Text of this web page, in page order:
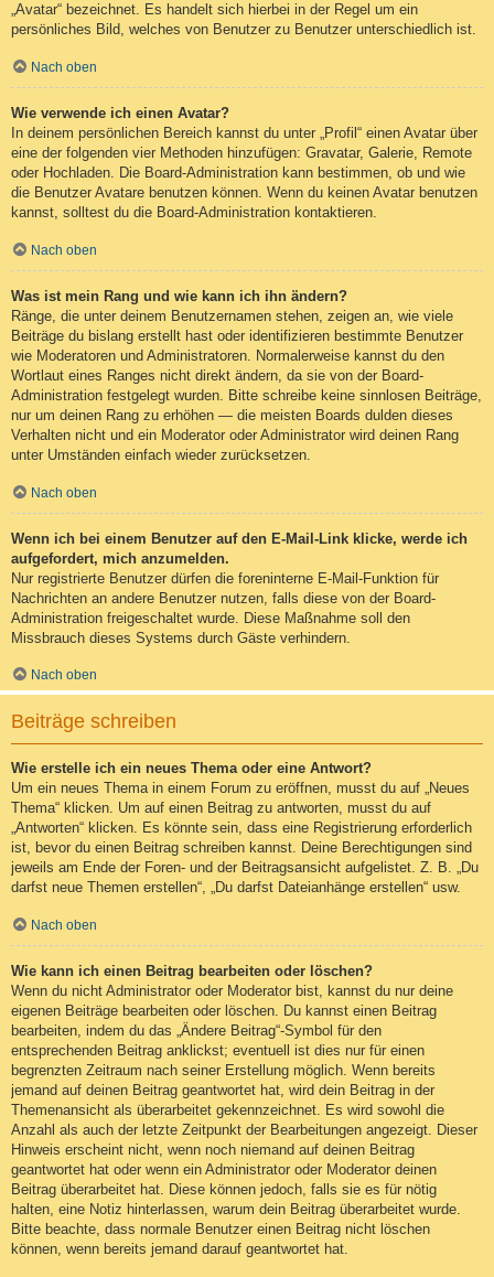
„Avatar“ bezeichnet. Es handelt sich hierbei in der Regel um ein
persönliches Bild, welches von Benutzer zu Benutzer unterschiedlich ist.
Nach oben
Wie verwende ich einen Avatar?
In deinem persönlichen Bereich kannst du unter „Profil“ einen Avatar über
eine der folgenden vier Methoden hinzufügen: Gravatar, Galerie, Remote
oder Hochladen. Die Board-Administration kann bestimmen, ob und wie
die Benutzer Avatare benutzen können. Wenn du keinen Avatar benutzen
kannst, solltest du die Board-Administration kontaktieren.
Nach oben
Was ist mein Rang und wie kann ich ihn ändern?
Ränge, die unter deinem Benutzernamen stehen, zeigen an, wie viele
Beiträge du bislang erstellt hast oder identifizieren bestimmte Benutzer
wie Moderatoren und Administratoren. Normalerweise kannst du den
Wortlaut eines Ranges nicht direkt ändern, da sie von der Board-
Administration festgelegt wurden. Bitte schreibe keine sinnlosen Beiträge,
nur um deinen Rang zu erhöhen — die meisten Boards dulden dieses
Verhalten nicht und ein Moderator oder Administrator wird deinen Rang
unter Umständen einfach wieder zurücksetzen.
Nach oben
Wenn ich bei einem Benutzer auf den E-Mail-Link klicke, werde ich
aufgefordert, mich anzumelden.
Nur registrierte Benutzer dürfen die foreninterne E-Mail-Funktion für
Nachrichten an andere Benutzer nutzen, falls diese von der Board-
Administration freigeschaltet wurde. Diese Maßnahme soll den
Missbrauch dieses Systems durch Gäste verhindern.
Nach oben
Beiträge schreiben
Wie erstelle ich ein neues Thema oder eine Antwort?
Um ein neues Thema in einem Forum zu eröffnen, musst du auf „Neues
Thema“ klicken. Um auf einen Beitrag zu antworten, musst du auf
„Antworten“ klicken. Es könnte sein, dass eine Registrierung erforderlich
ist, bevor du einen Beitrag schreiben kannst. Deine Berechtigungen sind
jeweils am Ende der Foren- und der Beitragsansicht aufgelistet. Z. B. „Du
darfst neue Themen erstellen“, „Du darfst Dateianhänge erstellen“ usw.
Nach oben
Wie kann ich einen Beitrag bearbeiten oder löschen?
Wenn du nicht Administrator oder Moderator bist, kannst du nur deine
eigenen Beiträge bearbeiten oder löschen. Du kannst einen Beitrag
bearbeiten, indem du das „Ändere Beitrag“-Symbol für den
entsprechenden Beitrag anklickst; eventuell ist dies nur für einen
begrenzten Zeitraum nach seiner Erstellung möglich. Wenn bereits
jemand auf deinen Beitrag geantwortet hat, wird dein Beitrag in der
Themenansicht als überarbeitet gekennzeichnet. Es wird sowohl die
Anzahl als auch der letzte Zeitpunkt der Bearbeitungen angezeigt. Dieser
Hinweis erscheint nicht, wenn noch niemand auf deinen Beitrag
geantwortet hat oder wenn ein Administrator oder Moderator deinen
Beitrag überarbeitet hat. Diese können jedoch, falls sie es für nötig
halten, eine Notiz hinterlassen, warum dein Beitrag überarbeitet wurde.
Bitte beachte, dass normale Benutzer einen Beitrag nicht löschen
können, wenn bereits jemand darauf geantwortet hat.